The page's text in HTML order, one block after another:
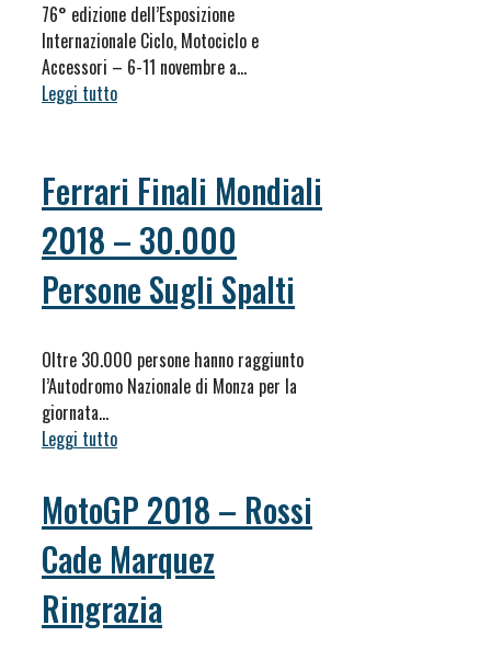
76° edizione dell’Esposizione
Internazionale Ciclo, Motociclo e
Accessori – 6-11 novembre a…
Leggi tutto
Ferrari Finali Mondiali
2018 – 30.000
Persone Sugli Spalti
Oltre 30.000 persone hanno raggiunto
l’Autodromo Nazionale di Monza per la
giornata…
Leggi tutto
MotoGP 2018 – Rossi
Cade Marquez
Ringrazia